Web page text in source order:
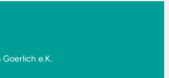
Goerlich e.K.